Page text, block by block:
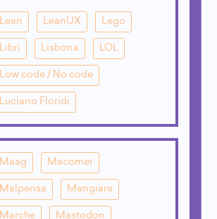
Lean LeanUX Lego
Libri Lisbona LOL
Low code / No code
Luciano Floridi
Maag Macomer
Malpensa Mangiare
Marche Mastodon